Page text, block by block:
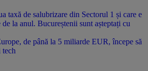
de până la 5 miliarde EUR, începe să
tech